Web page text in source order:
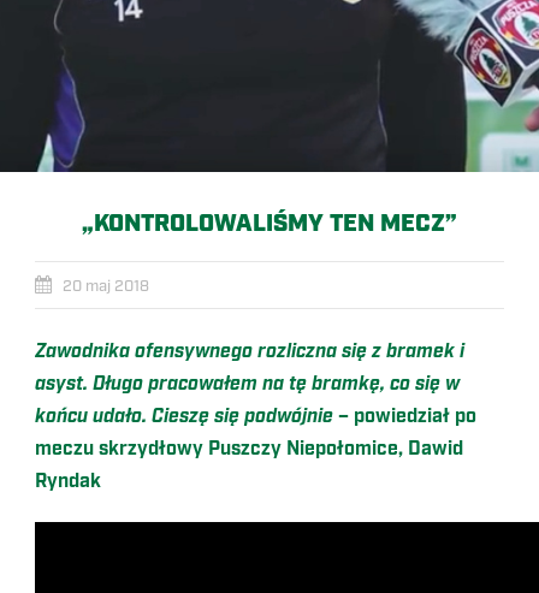
„KONTROLOWALIŚMY TEN MECZ”
20 maj 2018
Zawodnika ofensywnego rozliczna się z bramek i
asyst. Długo pracowałem na tę bramkę, co się w
końcu udało. Cieszę się podwójnie– powiedział po
meczu skrzydłowy Puszczy Niepołomice, Dawid
Ryndak